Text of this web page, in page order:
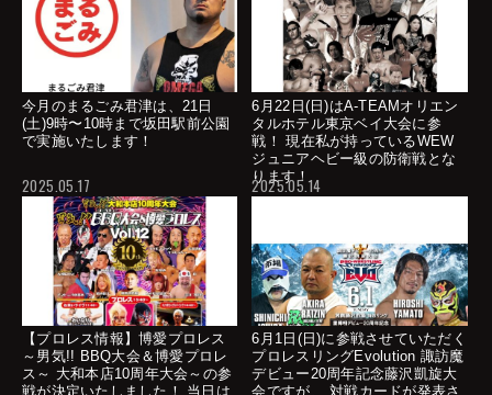
今月のまるごみ君津は、21日
(土)9時〜10時まで坂田駅前公園
で実施いたします！
6月22日(日)はA-TEAMオリエン
タルホテル東京ベイ大会に参
戦！ 現在私が持っているWEW
ジュニアヘビー級の防衛戦とな
ります！
2025.05.17
【プロレス情報】博愛プロレス
～男気!! BBQ大会＆博愛プロレ
ス～ 大和本店10周年大会～の参
戦が決定いたしました！ 当日は
2025.05.14
6月1日(日)に参戦させていただく
プロレスリングEvolution 諏訪魔
デビュー20周年記念藤沢凱旋大
会ですが、 対戦カードが発表さ